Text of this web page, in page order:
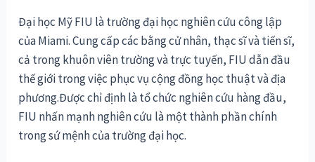
Đại học Mỹ FIU là trường đại học nghiên cứu công lập
của Miami. Cung cấp các bằng cử nhân, thạc sĩ và tiến sĩ,
cả trong khuôn viên trường và trực tuyến, FIU dẫn đầu
thế giới trong việc phục vụ cộng đồng học thuật và địa
phương.Được chỉ định là tổ chức nghiên cứu hàng đầu,
FIU nhấn mạnh nghiên cứu là một thành phần chính
trong sứ mệnh của trường đại học.